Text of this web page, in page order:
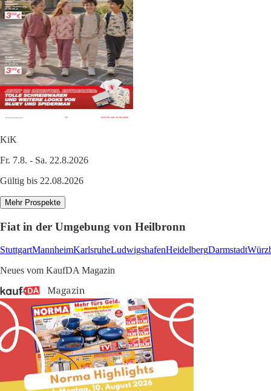
KiK
Fr. 7.8. - Sa. 22.8.2026
Gültig bis 22.08.2026
Mehr Prospekte
Fiat in der Umgebung von Heilbronn
StuttgartMannheimKarlsruheLudwigshafenHeidelbergDarmstadt
Neues vom KaufDA Magazin